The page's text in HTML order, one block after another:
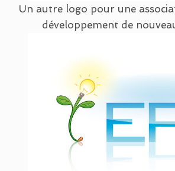
Un autre logo pour une
développement de